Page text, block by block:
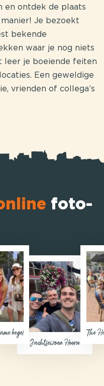
en ontdek de plaats
Je bezoekt
bekende
waar je nog niets
leer je boeiende feiten
Een geweldige
vrienden of collega’s
foto-
begeleiding op afstand (Eigen locatie)
Jachtseizoen Hoorn
The